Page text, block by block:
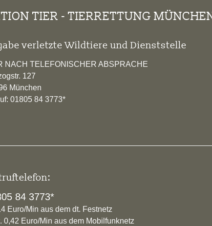
TIER - TIERRETTUNG
verletzte Wildtiere und Dienststelle
NACH TELEFONISCHER ABSPRACHE
127
München
01805 84 3773*
84 3773*
Euro/Min aus dem dt. Festnetz
0,42 Euro/Min aus dem Mobilfunknetz